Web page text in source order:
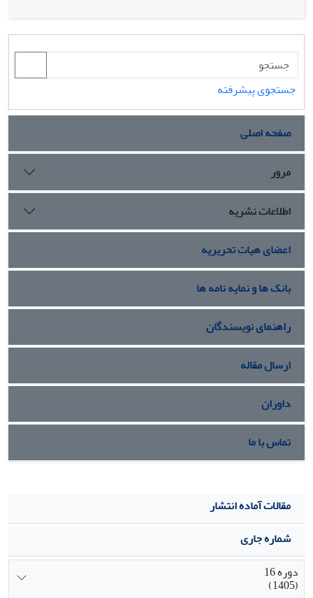
عوامل مختلفی نظیر فاکتورهای محیطی و ویژگی‏های فردی
است. چنین عواملی باعث افزایش واریانس فرآیند می شوند و
غالباً از آن ها به عنوان تغییرات عادی یاد می شود. در چنین
فرآیندهایی شناسایی مهم ترین عوامل موثر در ایجاد واریانس
کمک قابل توجهی در بهبود عملکرد فرآیند می نماید. با این حال
در تحقیقات مشابه انجام شده چنین پراکندگی هایی در نظر
گرفته نشده است. هدف اصلی این مقاله مدل سازی و پایش
سطوح مختلف به وجود آورنده واریانس در رفتارهای ناایمن
افراد می باشد. مدل ارایه شده در یک شرکت تولیدی اجرا
پیشنهادی که از قابلیت بسیار خوبی در کاهش رفتارهای ناایمن
برخوردار است، می تواند به عنوان یک ابزار موثر در مدیریت
ایمنی واحدها مورد استفاده قرار گیرد.
جستجوی پیشرفته
صفحه اصلی
مرور
اطلاعات نشریه
اعضای هیات تحریریه
بانک ها و نمایه نامه ها
راهنمای نویسندگان
ارسال مقاله
داوران
تماس با ما
مقالات آماده انتشار
شماره جاری
دوره 16
(1405)